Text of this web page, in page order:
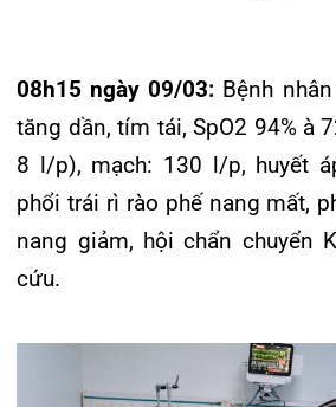
Kíp bác sĩ nhanh chóng thực hiện